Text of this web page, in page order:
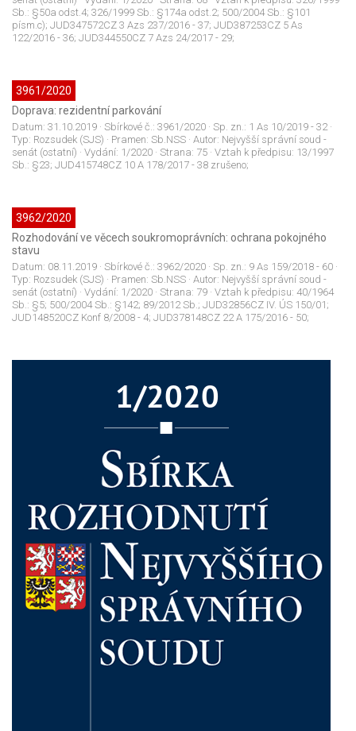
Sb.: §50a odst.4; 326/1999 Sb.: §174a odst.2; 500/2004 Sb.: §101
písm.c); JUD347572CZ 3 Azs 237/2016 - 37; JUD387253CZ 5 As
122/2016 - 36; JUD344550CZ 7 Azs 24/2017 - 29;
3961/2020
Doprava: rezidentní parkování
Datum: 31.10.2019 · Sbírkové č.: 3961/2020 · Sp. zn.: 1 As 10/2019 - 32·
Typ: Rozsudek (SJS) · Pramen: Sb.NSS · Autor: Nejvyšší správní soud -
senát (ostatní) · Vydání: 1/2020 · Strana: 75 · Vztah k předpisu: 13/1997
Sb.: §23; JUD415748CZ 10 A 178/2017 - 38 zrušeno;
3962/2020
Rozhodování ve věcech soukromoprávních: ochrana pokojného
stavu
Datum: 08.11.2019 · Sbírkové č.: 3962/2020 · Sp. zn.: 9 As 159/2018 - 60 ·
Typ: Rozsudek (SJS) · Pramen: Sb.NSS · Autor: Nejvyšší správní soud -
senát (ostatní) · Vydání: 1/2020 · Strana: 79 · Vztah k předpisu: 40/1964
Sb.: §5; 500/2004 Sb.: §142; 89/2012 Sb.; JUD32856CZ IV. ÚS 150/01;
JUD148520CZ Konf 8/2008 - 4; JUD378148CZ 22 A 175/2016 - 50;